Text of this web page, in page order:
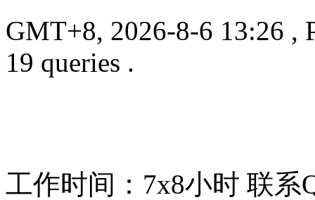
GMT+8, 2026-8-6 13:26 ,
19 queries .
工作时间：7x8小时 联系